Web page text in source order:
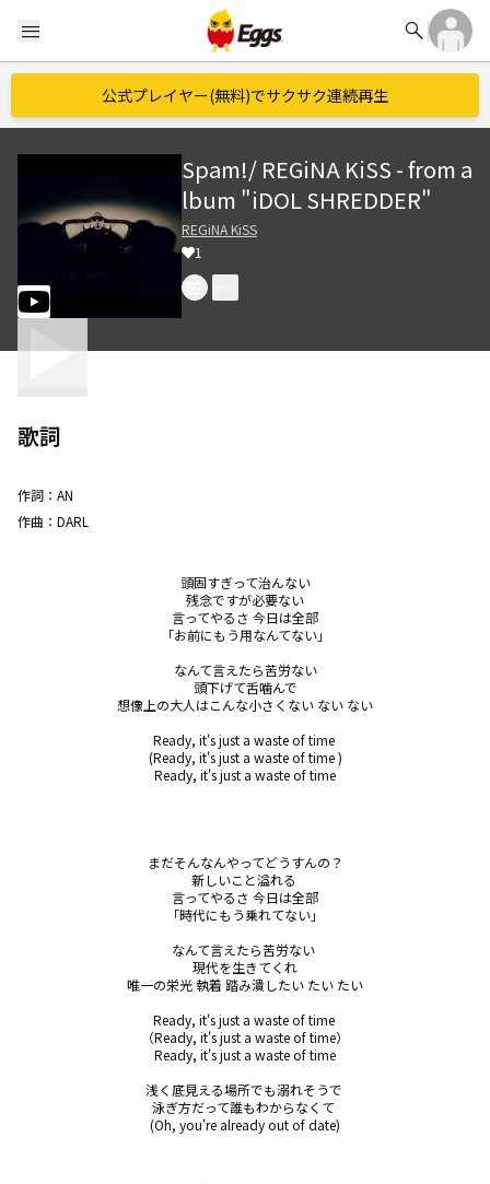
menu search
公式プレイヤー(無料)でサクサク連続再生
Spam!/ REGiNA KiSS - from a
lbum "iDOL SHREDDER"
REGiNA KiSS
1
歌詞
作詞： AN
作曲： DARL
頭固すぎって治んない
残念ですが必要ない
言ってやるさ 今日は全部
「お前にもう用なんてない」
なんて言えたら苦労ない
頭下げて舌噛んで
想像上の大人はこんな小さくない ない ない
Ready, it's just a waste of time
(Ready, it's just a waste of time )
Ready, it's just a waste of time
まだそんなんやってどうすんの？
新しいこと溢れる
言ってやるさ 今日は全部
「時代にもう乗れてない」
なんて言えたら苦労ない
現代を生きてくれ
唯一の栄光 執着 踏み潰したい たい たい
Ready, it's just a waste of time
（Ready, it's just a waste of time）
Ready, it's just a waste of time
浅く底見える場所でも溺れそうで
泳ぎ方だって誰もわからなくて
(Oh, you're already out of date)